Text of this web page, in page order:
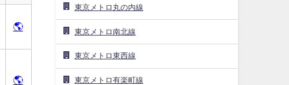
🌎
🌎
東京メトロ丸の内線
東京メトロ南北線
東京メトロ東西線
東京メトロ有楽町線